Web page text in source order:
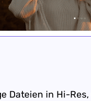
Dateien in Hi-Res,